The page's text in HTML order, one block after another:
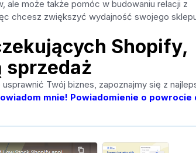
ale może także pomóc w budowaniu relacji z
chcesz zwiększyć wydajność swojego
Shopify,
sprzedaż
Twój biznes, zapoznajmy się z
mnie! Powiadomienie o powrocie